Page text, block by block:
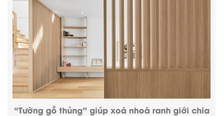
“Tường gỗ thủng” giúp xoá nhoà ranh giới chia